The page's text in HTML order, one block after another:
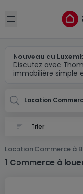
Open sidebar
Nouveau au
Discutez avec
immobilière simple
Location
Location Commerce à
1 Commerce à
Annuler